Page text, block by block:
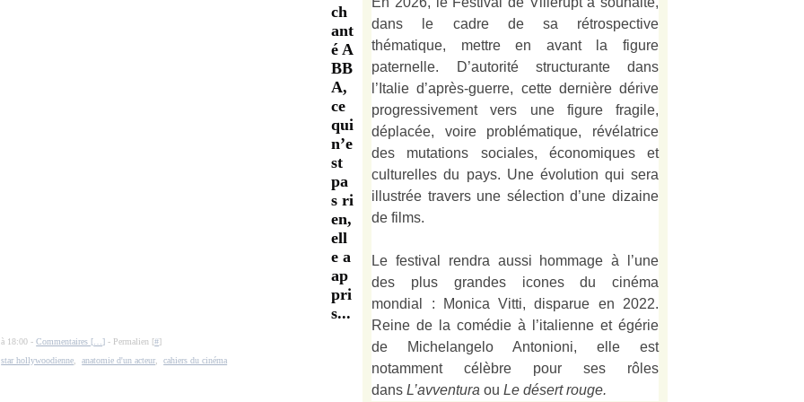
ch
ant
é A
BB
A,
ce
qui
n’e
st
pa
s ri
en,
ell
e a
ap
pri
s...
à 18:00 -Commentaires [ …] - Permalien [#]
star hollywoodienne ,anatomie d'un acteur ,cahiers du cinéma
dans le cadre de sa rétrospective
thématique, mettre en avant la figure
paternelle. D’autorité structurante dans
l’Italie d’après-guerre, cette dernière dérive
progressivement vers une figure fragile,
déplacée, voire problématique, révélatrice
des mutations sociales, économiques et
culturelles du pays. Une évolution qui sera
illustrée travers une sélection d’une dizaine
de films.
Le festival rendra aussi hommage à l’une
des plus grandes icones du cinéma
mondial : Monica Vitti, disparue en 2022.
Reine de la comédie à l’italienne et égérie
de Michelangelo Antonioni, elle est
notamment célèbre pour ses rôles
dans L’avventura ou Le désert rouge.